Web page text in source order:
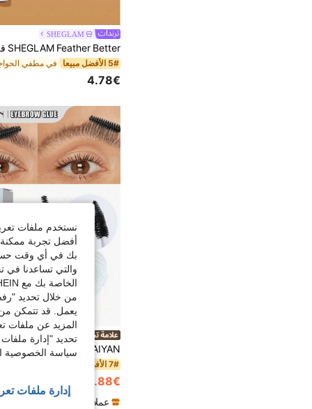
SHEGLAM
5# الأفضل مبيعا في مطفي
4.78€
HANDAIYAN
7# الأفضل مبيعا
3.88€
عملاء متكررون بشكل كبير
نستخدم ملفات
أفضل تجربة
بك في أي وقت حسب
والتي تساعدنا في
الخاصة بك مع SHEIN.
من خلال تحديد
يعمل. قد تتمكن
المزيد عن ملفات
تحديد "إدارة
سياسة الخصوصية
إدارة ملفات